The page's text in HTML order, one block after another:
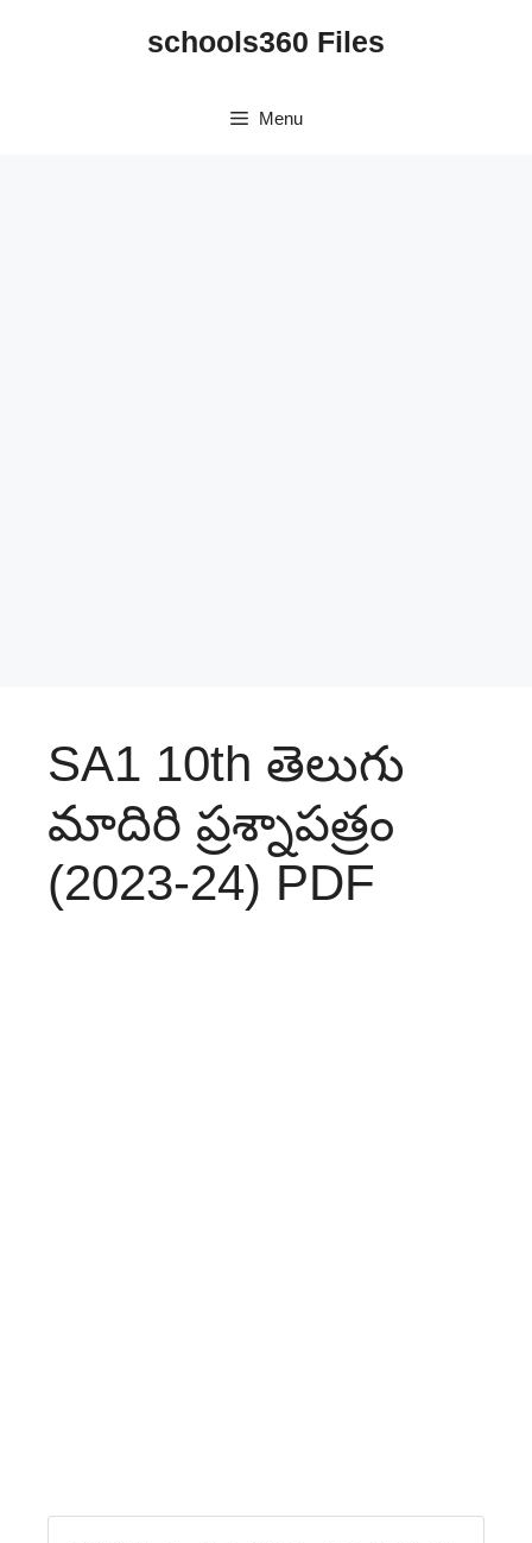
schools360 Files
Menu
SA1 10th తెలుగు
మాదిరి ప్రశ్నాపత్రం
(2023-24) PDF